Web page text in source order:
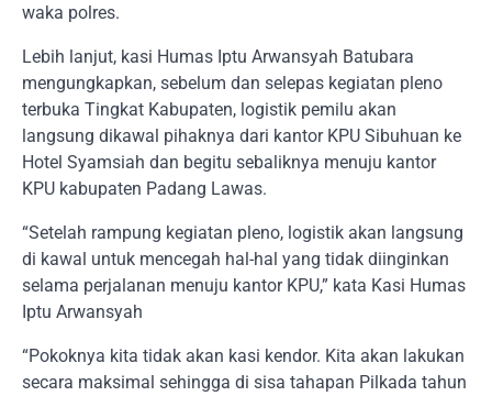
waka polres.
Lebih lanjut, kasi Humas Iptu Arwansyah Batubara
mengungkapkan, sebelum dan selepas kegiatan pleno
terbuka Tingkat Kabupaten, logistik pemilu akan
langsung dikawal pihaknya dari kantor KPU Sibuhuan ke
Hotel Syamsiah dan begitu sebaliknya menuju kantor
KPU kabupaten Padang Lawas.
“Setelah rampung kegiatan pleno, logistik akan langsung
di kawal untuk mencegah hal-hal yang tidak diinginkan
selama perjalanan menuju kantor KPU,” kata Kasi Humas
Iptu Arwansyah
“Pokoknya kita tidak akan kasi kendor. Kita akan lakukan
secara maksimal sehingga di sisa tahapan Pilkada tahun